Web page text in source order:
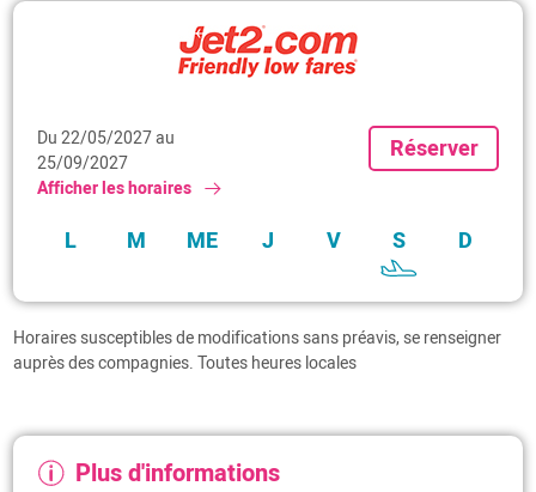
Du 22/05/2027 au
25/09/2027
Afficher les horaires
L M ME J V S D
Réserver
Rochelle
Arrivée à
Manchester
S
Information(s) complémentaire(s)
Horaires susceptibles de modifications sans préavis, se renseigner
auprès des compagnies. Toutes heures locales
Plus d'informations